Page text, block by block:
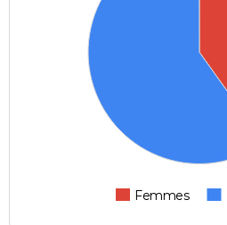
Femmes